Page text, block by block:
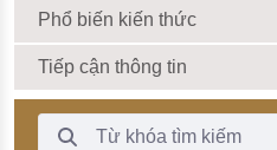
Phổ biến kiến thức
Tiếp cận thông tin
Thanh Tìm kiếm